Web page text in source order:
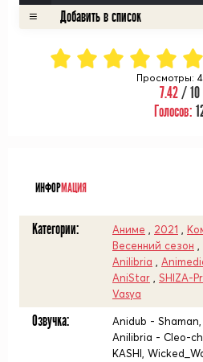
Просмотры:
7.42/ 10
Голосов:
ИНФОРМАЦИЯ
Категории: Аниме 2021
Весенний сезон
Anilibria
AniStar
SHIZA-
Vasya
Озвучка:
Anidub -
Anilibria - Cleo-
KASHI,